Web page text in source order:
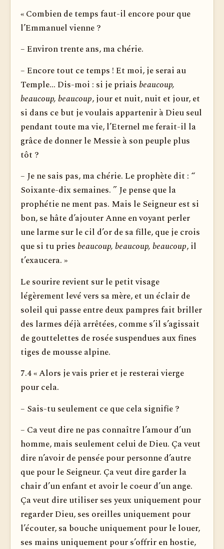
« Combien de temps faut-il encore pour que
l’Emmanuel vienne ?
– Environ trente ans, ma chérie.
– Encore tout ce temps ! Et moi, je serai au
Temple... Dis-moi : si je priaisbeaucoup,
beaucoup, beaucoup, jour et nuit, nuit et jour, et
si dans ce but je voulais appartenir à Dieu seul
pendant toute ma vie, l’Eternel me ferait-il la
grâce de donner le Messie à son peuple plus
tôt ?
– Je ne sais pas, ma chérie. Le prophète dit : “
Soixante-dix semaines. ” Je pense que la
prophétie ne ment pas. Mais le Seigneur est si
bon, se hâte d’ajouter Anne en voyant perler
une larme sur le cil d’or de sa fille, que je crois
que si tu priesbeaucoup, beaucoup, beaucoup, il
t’exaucera. »
Le sourire revient sur le petit visage
légèrement levé vers sa mère, et un éclair de
soleil qui passe entre deux pampres fait briller
des larmes déjà arrêtées, comme s’il s’agissait
de gouttelettes de rosée suspendues aux fines
tiges de mousse alpine.
7.4 « Alors je vais prier et je resterai vierge
pour cela.
– Sais-tu seulement ce que cela signifie ?
– Ca veut dire ne pas connaître l’amour d’un
homme, mais seulement celui de Dieu. Ça veut
dire n’avoir de pensée pour personne d’autre
que pour le Seigneur. Ça veut dire garder la
chair d’un enfant et avoir le coeur d’un ange.
Ça veut dire uti­liser ses yeux uniquement pour
regarder Dieu, ses oreilles uniquement pour
l’écouter, sa bouche uniquement pour le louer,
ses mains uniquement pour s’offrir en hostie,